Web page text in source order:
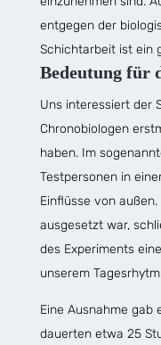
entgegen der
Schichtarbeit ist ein
Bedeutung für
Uns interessiert der
Chronobiologen
haben. Im
Testpersonen in
Einflüsse von
ausgesetzt war,
des Experiments
unserem
Eine Ausnahme gab
dauerten etwa 25